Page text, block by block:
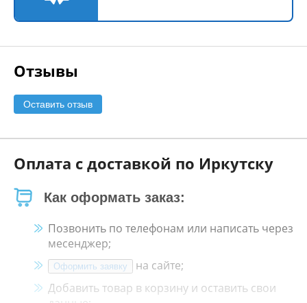
Отзывы
Оставить отзыв
Оплата с доставкой по Иркутску
Как оформать заказ:
Позвонить по телефонам или написать через
месенджер;
Оформить заявку
на сайте;
Добавить товар в корзину и оставить свои